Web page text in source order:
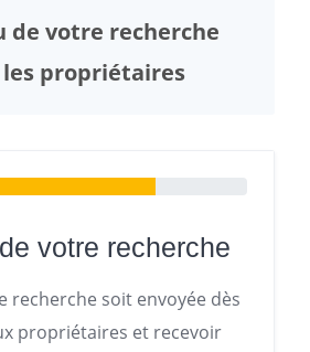
de votre recherche
propriétaires
votre recherche
recherche soit envoyée dès
propriétaires et recevoir